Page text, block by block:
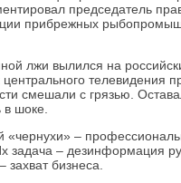
председатель
прибрежных
лжи вылился на
телевидения
смешали с грязью.
шоке.
«чернухи» –
задача – дезинформация
бизнеса.